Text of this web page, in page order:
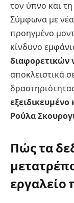
τον ύπνο και
Σύμφωνα με νέα
προηγμένο
κίνδυνο
διαφορετικών
αποκλειστικά
Ρούλα
Πώς τα
εργαλείο